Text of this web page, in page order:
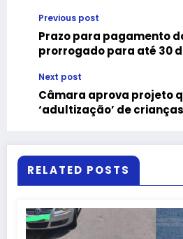
Previous post
Prazo para pagamento
prorrogado para até 30
Next post
Câmara aprova projeto
‘adultização’ de
RELATED POSTS